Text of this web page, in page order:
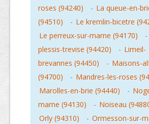
roses (94240)
- La queue-en-
(94510)
- Le kremlin-bicetre
Le perreux-sur-marne (94170)
-
plessis-trevise (94420)
- Limeil-
brevannes (94450)
- Maisons-
(94700)
- Mandres-les-roses
Marolles-en-brie (94440)
-
marne (94130)
- Noiseau
Orly (94310)
- Ormesson-sur-